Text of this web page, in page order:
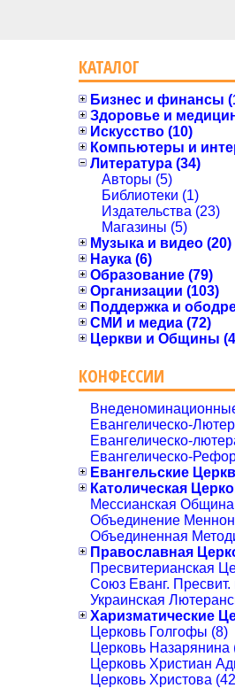
КАТАЛОГ
Бизнес и финансы
Здоровье и
Искусство (10)
Компьютеры и
Литература (34)
Авторы (5)
Библиотеки (1)
Издательства (23)
Магазины (5)
Музыка и видео (20)
Наука (6)
Образование (79)
Организации (103)
Поддержка и
СМИ и медиа (72)
Церкви и Общины
КОНФЕССИИ
Евангелическо-
Евангелическо-
Евангелическо-
Евангельские
Католическая
Мессианская
Объединение
Объединенная
Православная
Пресвитерианская
Союз Еванг.
Украинская
Харизматические
Церковь Голгофы (8)
Церковь Назарянина
Церковь Христиан
Церковь Христова